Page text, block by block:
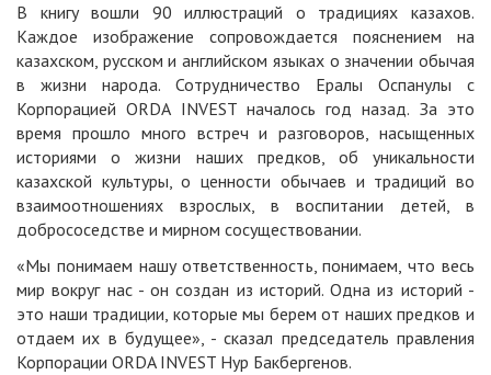
В книгу вошли 90 иллюстраций о традициях казахов.
Каждое изображение сопровождается пояснением на
казахском, русском и английском языках о значении обычая
в жизни народа. Сотрудничество Ералы Оспанулы с
Корпорацией ORDA INVEST началось год назад. За это
время прошло много встреч и разговоров, насыщенных
историями о жизни наших предков, об уникальности
казахской культуры, о ценности обычаев и традиций во
взаимоотношениях взрослых, в воспитании детей, в
добрососедстве и мирном сосуществовании.
«Мы понимаем нашу ответственность, понимаем, что весь
мир вокруг нас - он создан из историй. Одна из историй -
это наши традиции, которые мы берем от наших предков и
отдаем их в будущее», - сказал председатель правления
Корпорации ORDA INVEST Нур Бакбергенов.